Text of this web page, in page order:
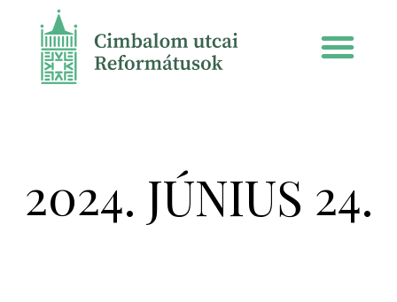
2024. JÚNIUS 24.